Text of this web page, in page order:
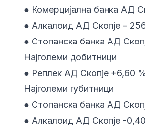
● Комерцијална банка АД
● Алкалоид АД Скопје –
● Стопанска банка АД
Најголеми добитници
● Реплек АД Скопје +6,60 %
Најголеми губитници
● Стопанска банка АД
● Алкалоид АД Скопје -